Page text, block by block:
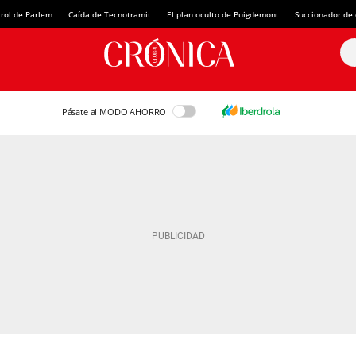
de Parlem Caída de Tecnotramit El plan oculto de Puigdemont Succionador
Pásate al MODO AHORRO